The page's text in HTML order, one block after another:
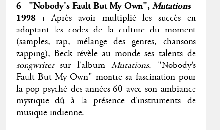
6 - "Nobody's Fault But My Own", Mutations-
1998 :Après avoir multiplié les succès en
adoptant les codes de la culture du moment
(samples, rap, mélange des genres, chansons
zapping), Beck révèle au monde ses talents de
songwritersur l'album Mutations. "Nobody's
Fault But My Own" montre sa fascination pour
la pop psyché des années 60 avec son ambiance
mystique dû à la présence d'instruments de
musique indienne.